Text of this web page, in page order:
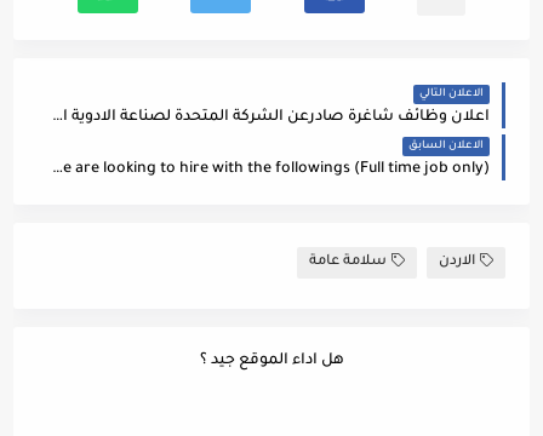
الاعلان التالي
اعلان وظائف شاغرة صادرعن الشركة المتحدة لصناعة الادوية البيطرية (يوفيدكو)
الاعلان السابق
We are looking to hire with the followings (Full time job only)
الاردن سلامة عامة
هل اداء الموقع جيد ؟